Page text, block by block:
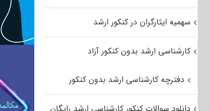
سهمیه ایثارگران در کنکور ارشد
کارشناسی ارشد بدون کنکور آزاد
دفترچه کارشناسی ارشد بدون کنکور